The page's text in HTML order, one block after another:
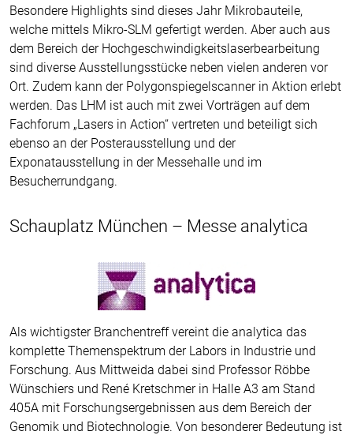
Besondere Highlights sind dieses Jahr Mikrobauteile,
welche mittels Mikro-SLM gefertigt werden. Aber auch aus
dem Bereich der Hochgeschwindigkeitslaserbearbeitung
sind diverse Ausstellungsstücke neben vielen anderen vor
Ort. Zudem kann der Polygonspiegelscanner in Aktion erlebt
werden. Das LHM ist auch mit zwei Vorträgen auf dem
Fachforum „Lasers in Action“ vertreten und beteiligt sich
ebenso an der Posterausstellung und der
Exponatausstellung in der Messehalle und im
Besucherrundgang.
Schauplatz München – Messe analytica
Als wichtigster Branchentreff vereint die analytica das
komplette Themenspektrum der Labors in Industrie und
Forschung. Aus Mittweida dabei sind Professor Röbbe
Wünschiers und René Kretschmer in Halle A3 am Stand
405A mit Forschungsergebnissen aus dem Bereich der
Genomik und Biotechnologie. Von besonderer Bedeutung ist